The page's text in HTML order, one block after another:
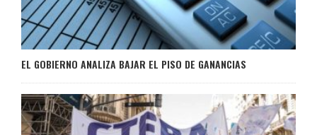
EL GOBIERNO ANALIZA BAJAR EL PISO DE GANANCIAS